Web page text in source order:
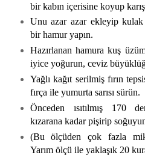
bir kabın içerisine koyup
Unu azar azar ekleyip kulak
bir hamur yapın.
Hazırlanan hamura kuş
iyice yoğurun, ceviz
Yağlı kağıt serilmiş fırın
fırça ile yumurta sarısı sürün.
Önceden ısıtılmış 170
kızarana kadar pişirip
(Bu ölçüden çok fazla
Yarım ölçü ile yaklaşık 20